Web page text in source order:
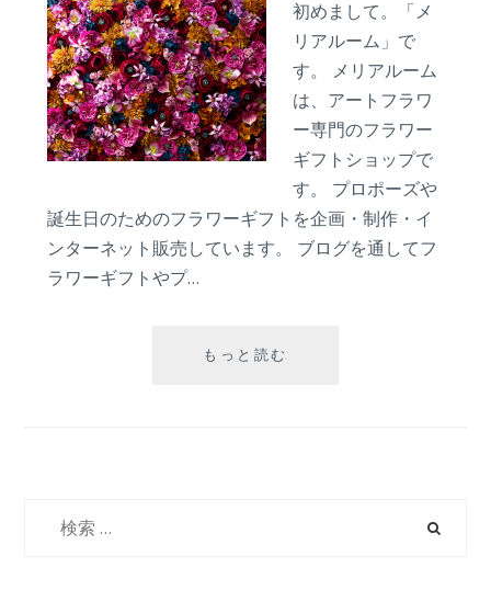
初めまして。「メ
リアルーム」で
す。 メリアルーム
は、アートフラワ
ー専門のフラワー
ギフトショップで
す。 プロポーズや
誕生日のためのフラワーギフトを企画・制作・イ
ンターネット販売しています。 ブログを通してフ
ラワーギフトやプ…
もっと読む